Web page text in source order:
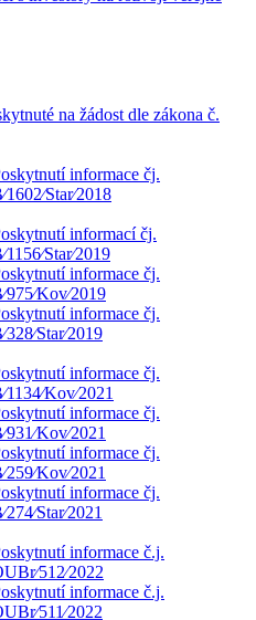
na žádost dle zákona č.
informace čj.
informací čj.
informace čj.
informace čj.
informace čj.
informace čj.
informace čj.
informace čj.
informace č.j.
informace č.j.